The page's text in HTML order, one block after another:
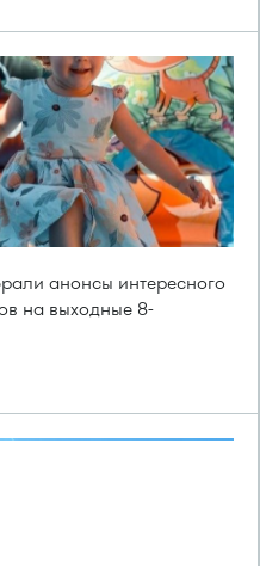
анонсы интересного
на выходные 8-